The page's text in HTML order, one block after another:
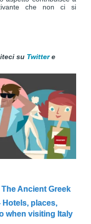
che non ci si
su Twittere
Ancient Greek
Hotels, places,
when visiting Italy